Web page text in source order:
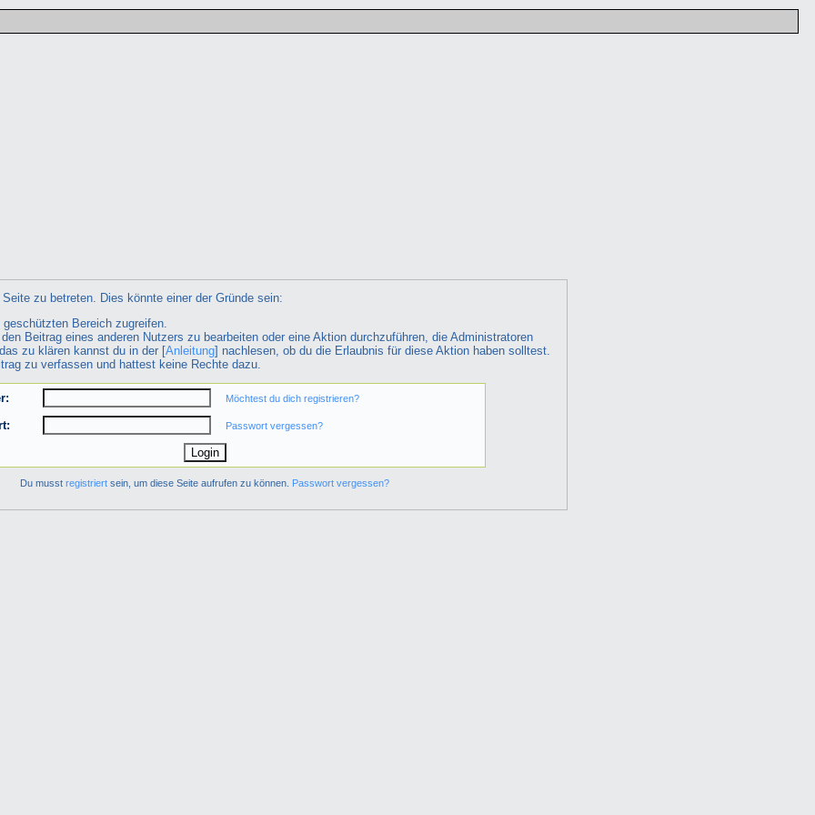
zu betreten. Dies könnte einer der Gründe sein:
Bereich zugreifen.
Beitrag eines anderen Nutzers zu bearbeiten oder eine Aktion durchzuführen, die Administratoren
zu klären kannst du in der [Anleitung] nachlesen, ob du die Erlaubnis für diese Aktion haben solltest.
zu verfassen und hattest keine Rechte dazu.
Möchtest du dich registrieren?
Passwort vergessen?
Du musstregistriert sein, um diese Seite aufrufen zu können. Passwort vergessen?